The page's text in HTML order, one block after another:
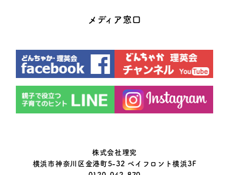
メディア窓口
株式会社理究
横浜市神奈川区金港町5-32 ベイフロント横浜3F